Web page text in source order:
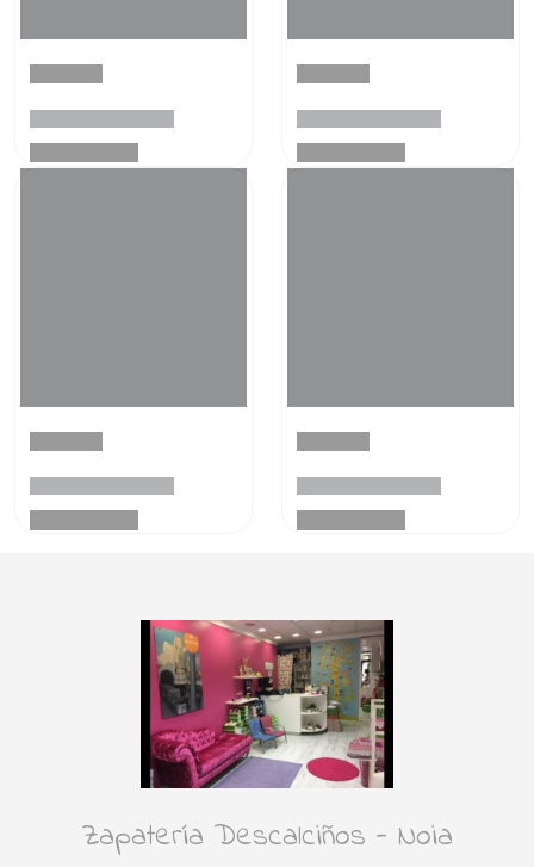
Zapatería Descalciños - Noia